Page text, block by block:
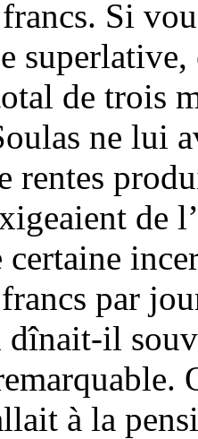
francs. Si
de trois
ne lui
rentes
de
par
dînait-il
à la